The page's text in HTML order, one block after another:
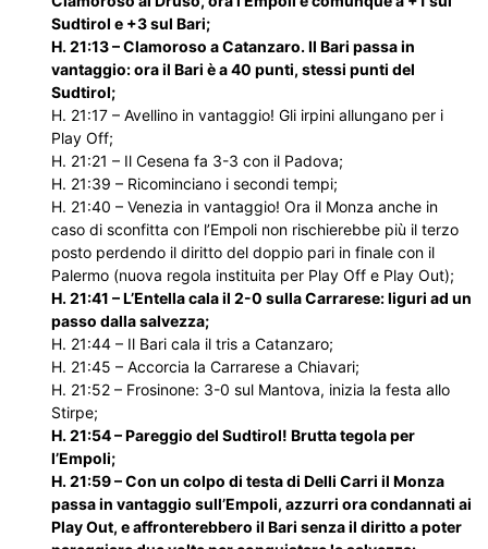
Sudtirol e +3 sul Bari;
H. 21:13 – Clamoroso a Catanzaro. Il Bari passa in
vantaggio: ora il Bari è a 40 punti, stessi punti del
Sudtirol;
H. 21:17 – Avellino in vantaggio! Gli irpini allungano per i
Play Off;
H. 21:21 – Il Cesena fa 3-3 con il Padova;
H. 21:39 – Ricominciano i secondi tempi;
H. 21:40 – Venezia in vantaggio! Ora il Monza anche in
caso di sconfitta con l’Empoli non rischierebbe più il terzo
posto perdendo il diritto del doppio pari in finale con il
Palermo (nuova regola instituita per Play Off e Play Out);
H. 21:41 – L’Entella cala il 2-0 sulla Carrarese: liguri ad un
passo dalla salvezza;
H. 21:44 – Il Bari cala il tris a Catanzaro;
H. 21:45 – Accorcia la Carrarese a Chiavari;
H. 21:52 – Frosinone: 3-0 sul Mantova, inizia la festa allo
Stirpe;
H. 21:54 – Pareggio del Sudtirol! Brutta tegola per
l’Empoli;
H. 21:59 – Con un colpo di testa di Delli Carri il Monza
passa in vantaggio sull’Empoli, azzurri ora condannati ai
Play Out, e affronterebbero il Bari senza il diritto a poter